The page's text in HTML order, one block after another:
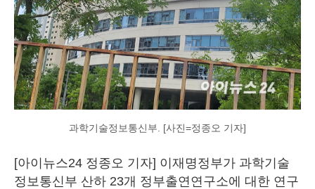
과학기술정보통신부. [사진=정종오 기자]
[아이뉴스24 정종오 기자] 이재명정부가 과학기술
정보통신부 산하 23개 정부출연연구소에 대한 연구